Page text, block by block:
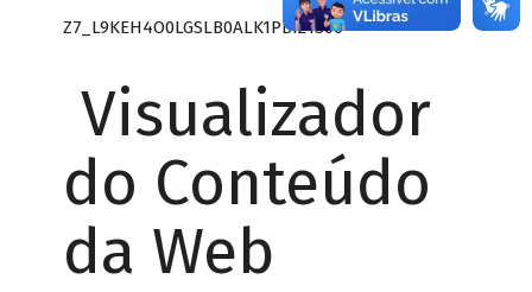
Z7_L9KEH4O0LGSLB0ALK1PBI21S00
Visualizador
do Conteúdo
da Web